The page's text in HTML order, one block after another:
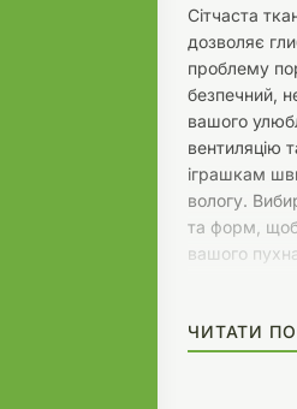
Сітчаста
дозволяє
проблему
безпечний,
вашого
вентиляцію
іграшкам
вологу.
та форм, щоб
вашого
ЧИТАТИ